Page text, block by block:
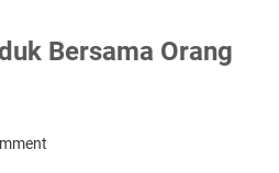
Bersama Orang